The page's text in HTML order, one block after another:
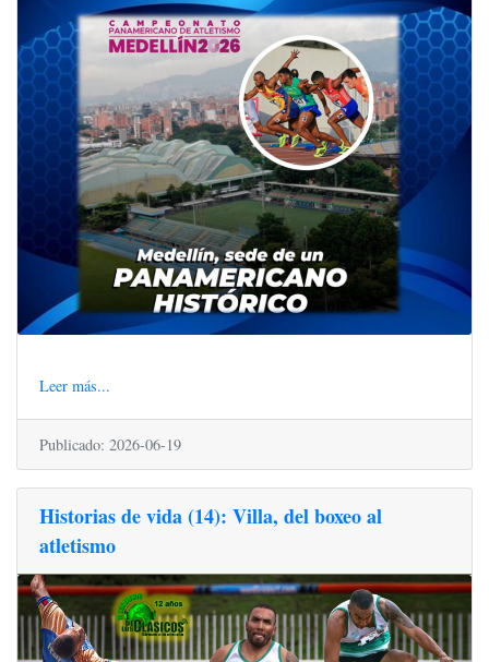
Leer más...
Publicado: 2026-06-19
Historias de vida (14): Villa, del boxeo al
atletismo